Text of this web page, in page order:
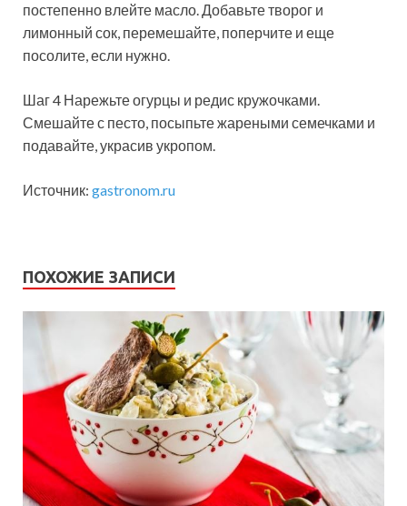
постепенно влейте масло. Добавьте творог и
лимонный сок, перемешайте, поперчите и еще
посолите, если нужно.
Шаг 4 Нарежьте огурцы и редис кружочками.
Смешайте с песто, посыпьте жареными семечками и
подавайте, украсив укропом.
Источник: gastronom.ru
ПОХОЖИЕ ЗАПИСИ